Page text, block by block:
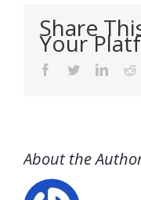
Share
Your
Facebook
Twitter
About the